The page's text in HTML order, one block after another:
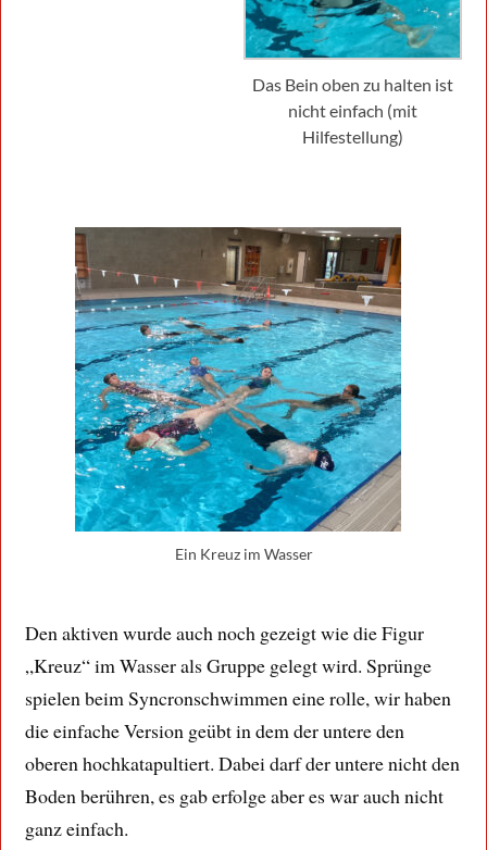
Das Bein oben zu halten ist
nicht einfach (mit
Hilfestellung)
Ein Kreuz im Wasser
Den aktiven wurde auch noch gezeigt wie die Figur
„Kreuz“ im Wasser als Gruppe gelegt wird. Sprünge
spielen beim Syncronschwimmen eine rolle, wir haben
die einfache Version geübt in dem der untere den
oberen hochkatapultiert. Dabei darf der untere nicht den
Boden berühren, es gab erfolge aber es war auch nicht
ganz einfach.